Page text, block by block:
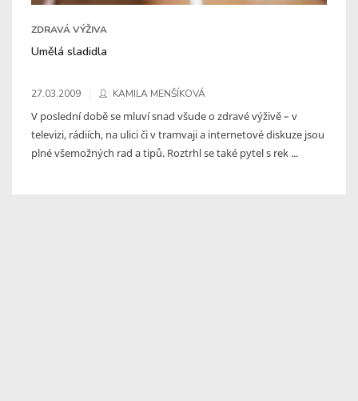
ZDRAVÁ VÝŽIVA
Umělá sladidla
27.03.2009 KAMILA MENŠÍKOVÁ
V poslední době se mluví snad všude o zdravé výživě – v
televizi, rádiích, na ulici či v tramvaji a internetové diskuze jsou
plné všemožných rad a tipů. Roztrhl se také pytel s rek ...